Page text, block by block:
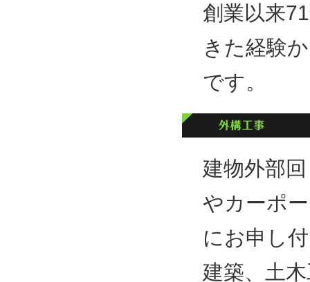
創業以来
きた経験
です。
建物外部
やカーポ
にお申し
建築、土